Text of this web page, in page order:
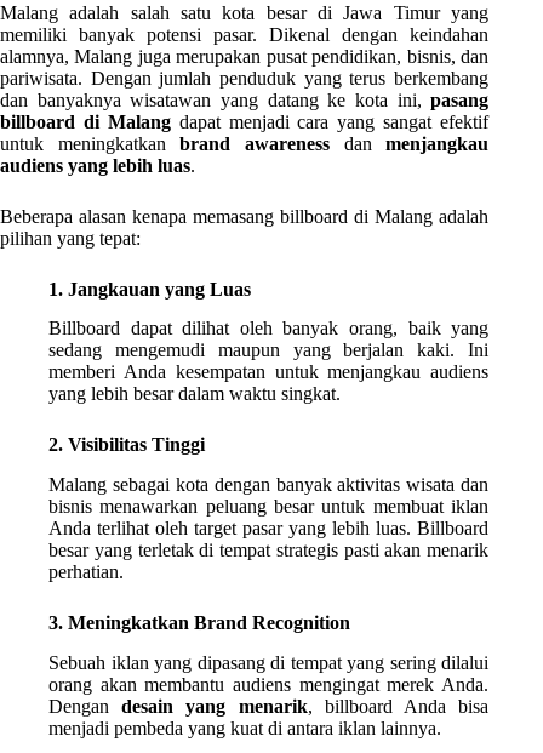
Malang adalah salah satu kota besar di Jawa Timur yang
memiliki banyak potensi pasar. Dikenal dengan keindahan
alamnya, Malang juga merupakan pusat pendidikan, bisnis, dan
pariwisata. Dengan jumlah penduduk yang terus berkembang
dan banyaknya wisatawan yang datang ke kota ini,pasang
billboard di Malangdapat menjadi cara yang sangat efektif
untuk meningkatkanbrand awarenessdanmenjangkau
audiens yang lebih luas.
Beberapa alasan kenapa memasang billboard di Malang adalah
pilihan yang tepat:
1. Jangkauan yang Luas
Billboard dapat dilihat oleh banyak orang, baik yang
sedang mengemudi maupun yang berjalan kaki. Ini
memberi Anda kesempatan untuk menjangkau audiens
yang lebih besar dalam waktu singkat.
2. Visibilitas Tinggi
Malang sebagai kota dengan banyak aktivitas wisata dan
bisnis menawarkan peluang besar untuk membuat iklan
Anda terlihat oleh target pasar yang lebih luas. Billboard
besar yang terletak di tempat strategis pasti akan menarik
perhatian.
3. Meningkatkan Brand Recognition
Sebuah iklan yang dipasang di tempat yang sering dilalui
orang akan membantu audiens mengingat merek Anda.
Dengandesain yang menarik, billboard Anda bisa
menjadi pembeda yang kuat di antara iklan lainnya.